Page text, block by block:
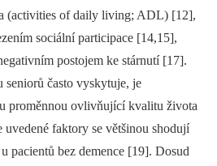
(activities of daily living; ADL) [12],
sociální participace [14,15],
postojem ke stárnutí [17].
seniorů často vyskytuje, je
proměnnou ovlivňující kvalitu života
faktory se většinou shodují
pacientů bez demence [19]. Dosud